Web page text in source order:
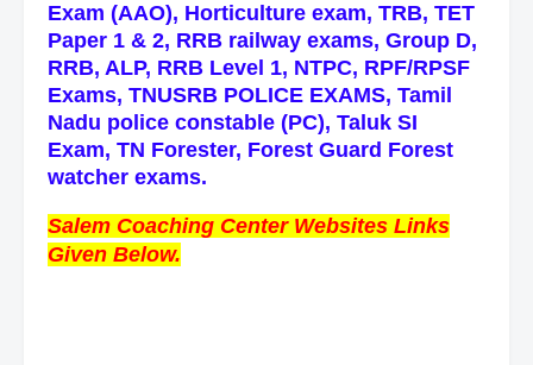
Exam (AAO), Horticulture exam, TRB, TET
Paper 1 & 2, RRB railway exams, Group D,
RRB, ALP, RRB Level 1, NTPC, RPF/RPSF
Exams, TNUSRB POLICE EXAMS, Tamil
Nadu police constable (PC), Taluk SI
Exam, TN Forester, Forest Guard Forest
watcher exams.
Salem Coaching Center Websites Links
Given Below.